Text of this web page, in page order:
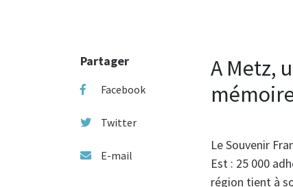
Partager
Facebook
Twitter
E-mail
A Metz,
Le Souvenir
Est : 25 000
région tient à